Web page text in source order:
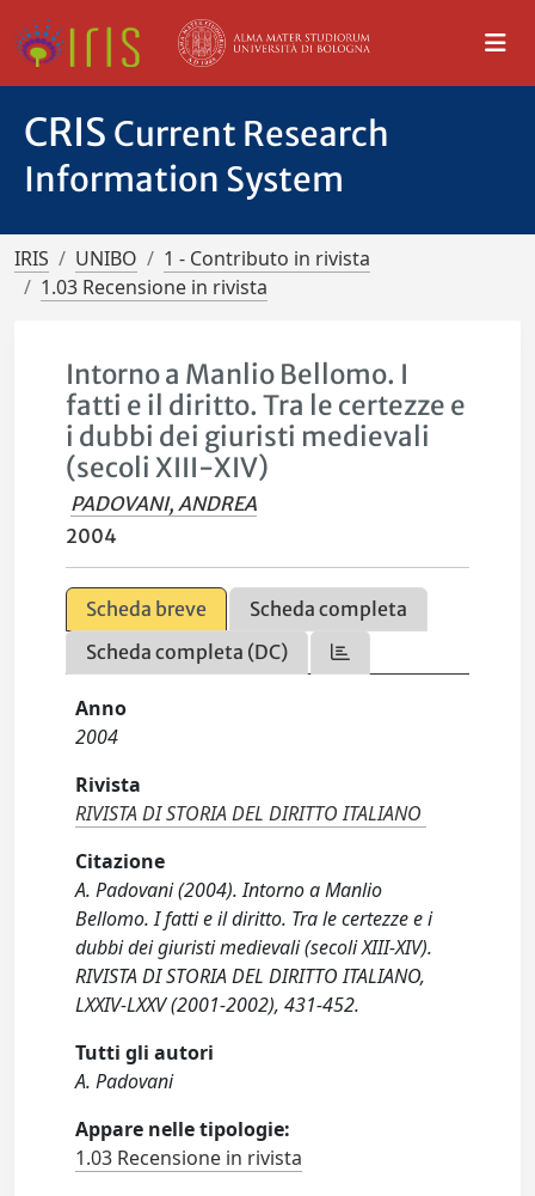
CRIS Current Research
Information System
IRIS UNIBO
1 - Contributo in rivista
1.03 Recensione in rivista
Intorno a Manlio Bellomo. I
fatti e il diritto. Tra le certezze e
i dubbi dei giuristi medievali
(secoli XIII-XIV)
PADOVANI, ANDREA
2004
Scheda breve
Scheda completa
Scheda completa (DC)
Anno
2004
Rivista
RIVISTA DI STORIA DEL DIRITTO ITALIANO
Citazione
A. Padovani (2004). Intorno a Manlio
Bellomo. I fatti e il diritto. Tra le certezze e i
dubbi dei giuristi medievali (secoli XIII-XIV).
RIVISTA DI STORIA DEL DIRITTO ITALIANO,
LXXIV-LXXV (2001-2002), 431-452.
Tutti gli autori
A. Padovani
Appare nelle tipologie:
1.03 Recensione in rivista